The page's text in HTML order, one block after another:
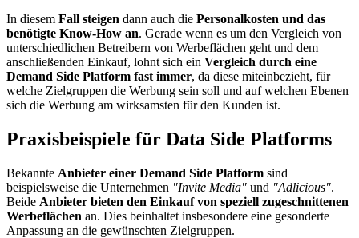
In diesem Fall steigen dann auch die Personalkosten und das
benötigte Know-How an. Gerade wenn es um den Vergleich von
unterschiedlichen Betreibern von Werbeflächen geht und dem
anschließenden Einkauf, lohnt sich ein Vergleich durch eine
Demand Side Platform fast immer, da diese miteinbezieht, für
welche Zielgruppen die Werbung sein soll und auf welchen Ebenen
sich die Werbung am wirksamsten für den Kunden ist.
Praxisbeispiele für Data Side Platforms
Bekannte Anbieter einer Demand Side Platform sind
beispielsweise die Unternehmen "Invite Media" und "Adlicious".
Beide Anbieter bieten den Einkauf von speziell zugeschnittenen
Werbeflächen an. Dies beinhaltet insbesondere eine gesonderte
Anpassung an die gewünschten Zielgruppen.